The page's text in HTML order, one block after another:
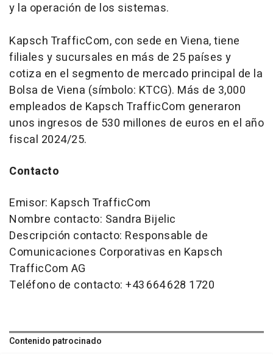
y la operación de los sistemas.
Kapsch TrafficCom, con sede en Viena, tiene
filiales y sucursales en más de 25 países y
cotiza en el segmento de mercado principal de la
Bolsa de Viena (símbolo: KTCG). Más de 3,000
empleados de Kapsch TrafficCom generaron
unos ingresos de 530 millones de euros en el año
fiscal 2024/25.
Contacto
Emisor: Kapsch TrafficCom
Nombre contacto: Sandra Bijelic
Descripción contacto: Responsable de
Comunicaciones Corporativas en Kapsch
TrafficCom AG
Teléfono de contacto: +43 664 628 1720
Contenido patrocinado